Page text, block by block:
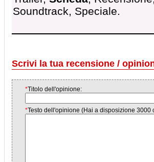
Soundtrack, Speciale.
Scrivi la tua recensione /
*Titolo dell'opinione:
*Testo dell'opinione (Hai a disposizione 3000